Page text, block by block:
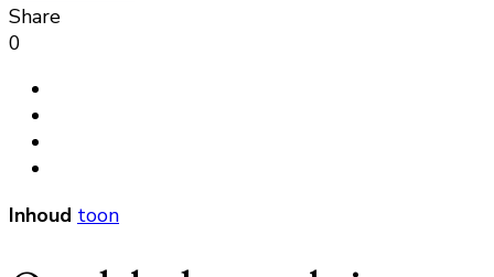
Share
0
Inhoud toon